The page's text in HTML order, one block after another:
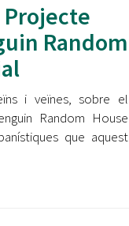
Random
i veïnes, sobre el
Random House
que aquest